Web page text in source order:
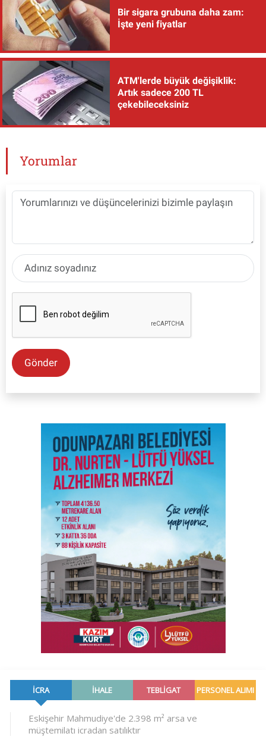
Bir sigara grubuna daha zam:
İşte yeni fiyatlar
ATM'lerde büyük değişiklik:
Artık sadece 200 TL
çekebileceksiniz
Yorumlar
Gönder